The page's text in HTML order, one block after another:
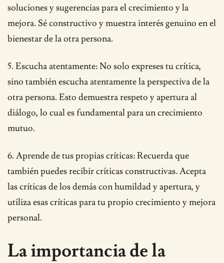
soluciones y sugerencias para el crecimiento y la
mejora. Sé constructivo y muestra interés genuino en el
bienestar de la otra persona.
5. Escucha atentamente: No solo expreses tu crítica,
sino también escucha atentamente la perspectiva de la
otra persona. Esto demuestra respeto y apertura al
diálogo, lo cual es fundamental para un crecimiento
mutuo.
6. Aprende de tus propias críticas: Recuerda que
también puedes recibir críticas constructivas. Acepta
las críticas de los demás con humildad y apertura, y
utiliza esas críticas para tu propio crecimiento y mejora
personal.
La importancia de la